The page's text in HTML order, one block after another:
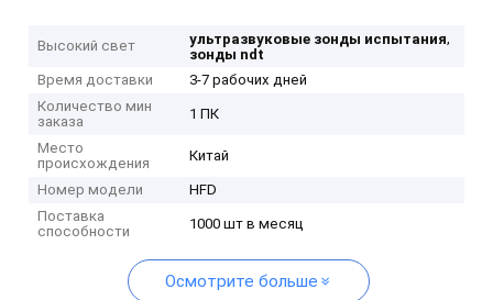
Высокий свет ультразвуковые зонды испытания,
зонды ndt
Время доставки
3-7 рабочих дней
Количество мин
заказа
1 ПК
Место
происхождения
Китай
Номер модели
HFD
Поставка
способности
1000 шт в месяц
Осмотрите больше